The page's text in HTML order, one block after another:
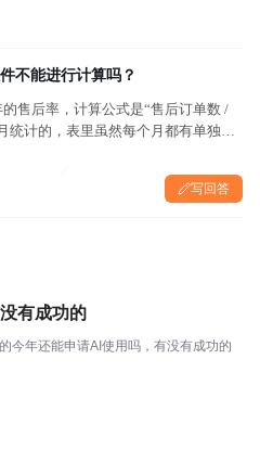
不能进行计算吗？
售后率，计算公式是“售后订单数 /
统计的，表里虽然每个月都有单独的
也想过单独建一张全年售后率的...
写回答
有成功的
今年还能申请AI使用吗，有没有成功的